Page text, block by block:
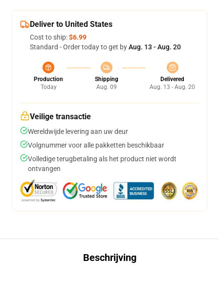
Deliver to United States
Cost to ship:$6.99
Standard - Order today to get byAug. 13 - Aug. 20
Production
Today
Shipping
Aug. 09
Delivered
Aug. 13 - Aug. 20
Veilige transactie
Wereldwijde levering aan uw deur
Volgnummer voor alle pakketten beschikbaar
Volledige terugbetaling als het product niet wordt
ontvangen
Beschrijving